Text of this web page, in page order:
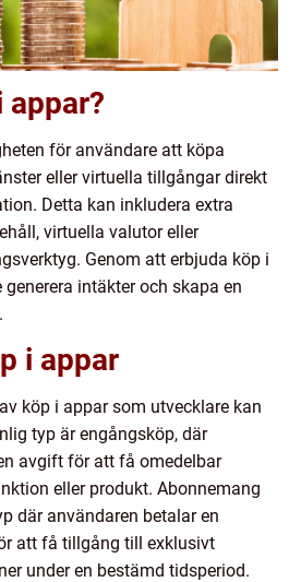
appar?
för användare att köpa
eller virtuella tillgångar direkt
Detta kan inkludera extra
virtuella valutor eller
Genom att erbjuda köp i
intäkter och skapa en
i appar
köp i appar som utvecklare kan
typ är engångsköp, där
avgift för att få omedelbar
eller produkt. Abonnemang
där användaren betalar en
att få tillgång till exklusivt
under en bestämd tidsperiod.